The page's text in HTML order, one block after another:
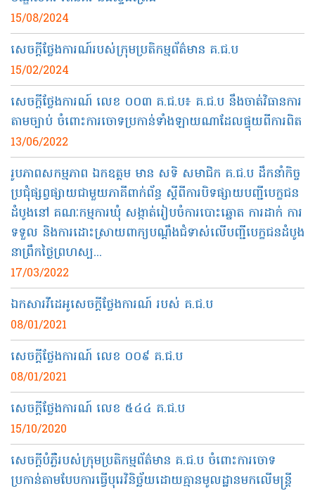
15/08/2024
សេចក្ដីថ្លែងការណ៍របស់ក្រុមប្រតិកម្មព័ត៌មាន គ.ជ.ប
15/02/2024
សេចក្ដីថ្លែងការណ៍ លេខ ០០៣ គ.ជ.ប៖ គ.ជ.ប នឹងចាត់វិធានការ
តាមច្បាប់ ចំពោះការចោទប្រកាន់ទាំងឡាយណាដែលផ្ទុយពីការពិត
13/06/2022
រូបភាពសកម្មភាព ឯកឧត្ដម មាន សទិ សមាជិក គ.ជ.ប ដឹកនាំកិច្ច
ប្រជុំផ្សព្វផ្សាយជាមួយភាគីពាក់ព័ន្ធ ស្ដីពីការបិទផ្សាយបញ្ជីបេក្ខជន
ដំបូងនៅ គណៈកម្មការឃុំ សង្កាត់រៀបចំការបោះឆ្នោត ការដាក់ ការ
ទទួល និងការដោះស្រាយពាក្យបណ្តឹងជំទាស់លើបញ្ជីបេក្ខជនដំបូង
នាព្រឹកថ្ងៃព្រហស្ប...
17/03/2022
ឯកសារវីដេអូសេចក្តីថ្លែងការណ៍ របស់ គ.​ជ.ប
08/01/2021
សេចក្ដីថ្លែងការណ៍ លេខ ០០៩ គ.ជ.ប
08/01/2021
សេចក្ដីថ្លែងការណ៍ លេខ ៥៤៤ គ.ជ.ប
15/10/2020
សេចក្តីបំភ្លឺរបស់ក្រុមប្រតិកម្មព័ត៌មាន គ.ជ.ប ចំពោះការចោទ
ប្រកាន់តាមបែបការធ្វើបុរេវិនិច្ឆ័យដោយគ្មានមូលដ្ឋានមកលើមន្ត្រី